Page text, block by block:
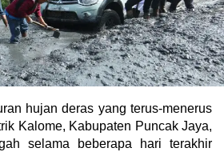
hujan deras yang terus-menerus
Kalome, Kabupaten Puncak Jaya,
selama beberapa hari terakhir